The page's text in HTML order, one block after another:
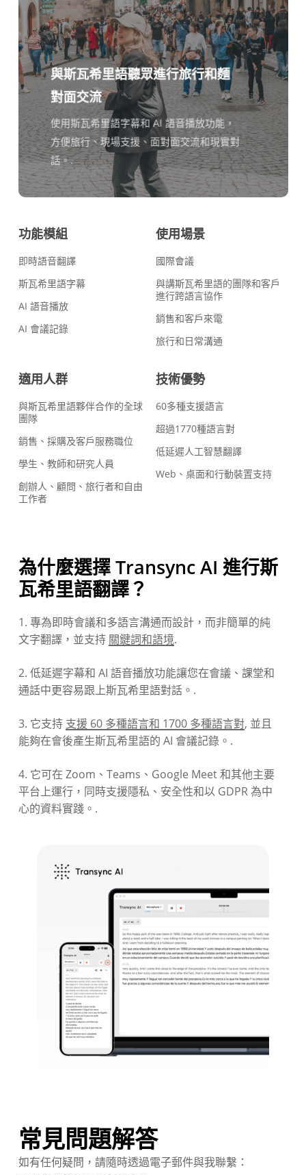
與斯瓦希里語聽眾進行旅行和麵
對面交流
使用斯瓦希里語字幕和 AI 語音播放功能，
方便旅行、現場支援、面對面交流和現實對
話。.
功能模組
即時語音翻譯
斯瓦希里語字幕
AI 語音播放
AI 會議記錄
使用場景
國際會議
與講斯瓦希里語的團隊和客戶
進行跨語言協作
銷售和客戶來電
旅行和日常溝通
適用人群
與斯瓦希里語夥伴合作的全球
團隊
銷售、採購及客戶服務職位
學生、教師和研究人員
創辦人、顧問、旅行者和自由
工作者
技術優勢
60多種支援語言
超過1770種語言對
低延遲人工智慧翻譯
Web、桌面和行動裝置支持
為什麼選擇 Transync AI 進行斯
瓦希里語翻譯？
1. 專為即時會議和多語言溝通而設計，而非簡單的純
文字翻譯，並支持 關鍵詞和語境.
2. 低延遲字幕和 AI 語音播放功能讓您在會議、課堂和
通話中更容易跟上斯瓦希里語對話。.
3. 它支持 支援 60 多種語言和 1700 多種語言對, 並且
能夠在會後產生斯瓦希里語的 AI 會議記錄。.
4. 它可在 Zoom、Teams、Google Meet 和其他主要
平台上運行，同時支援隱私、安全性和以 GDPR 為中
心的資料實踐。.
常見問題解答
如有任何疑問，請隨時透過電子郵件與我聯繫：